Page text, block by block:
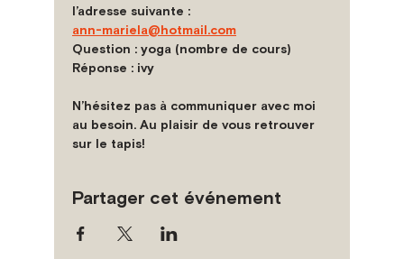
l’adresse suivante :
ann-mariela@hotmail.com
Question : yoga (nombre de cours)
Réponse : ivy
N’hésitez pas à communiquer avec moi
au besoin. Au plaisir de vous retrouver
sur le tapis!
Partager cet événement